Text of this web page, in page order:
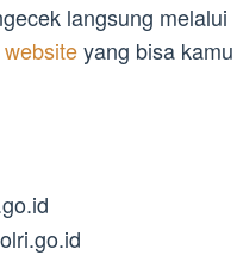
langsung melalui
websiteyang bisa kamu